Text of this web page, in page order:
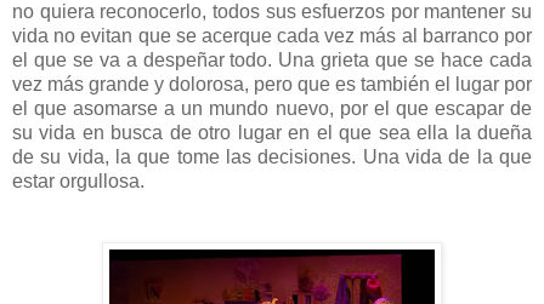
no quiera reconocerlo, todos sus esfuerzos por mantener su
vida no evitan que se acerque cada vez más al barranco por
el que se va a despeñar todo. Una grieta que se hace cada
vez más grande y dolorosa, pero que es también el lugar por
el que asomarse a un mundo nuevo, por el que escapar de
su vida en busca de otro lugar en el que sea ella la dueña
de su vida, la que tome las decisiones. Una vida de la que
estar orgullosa.